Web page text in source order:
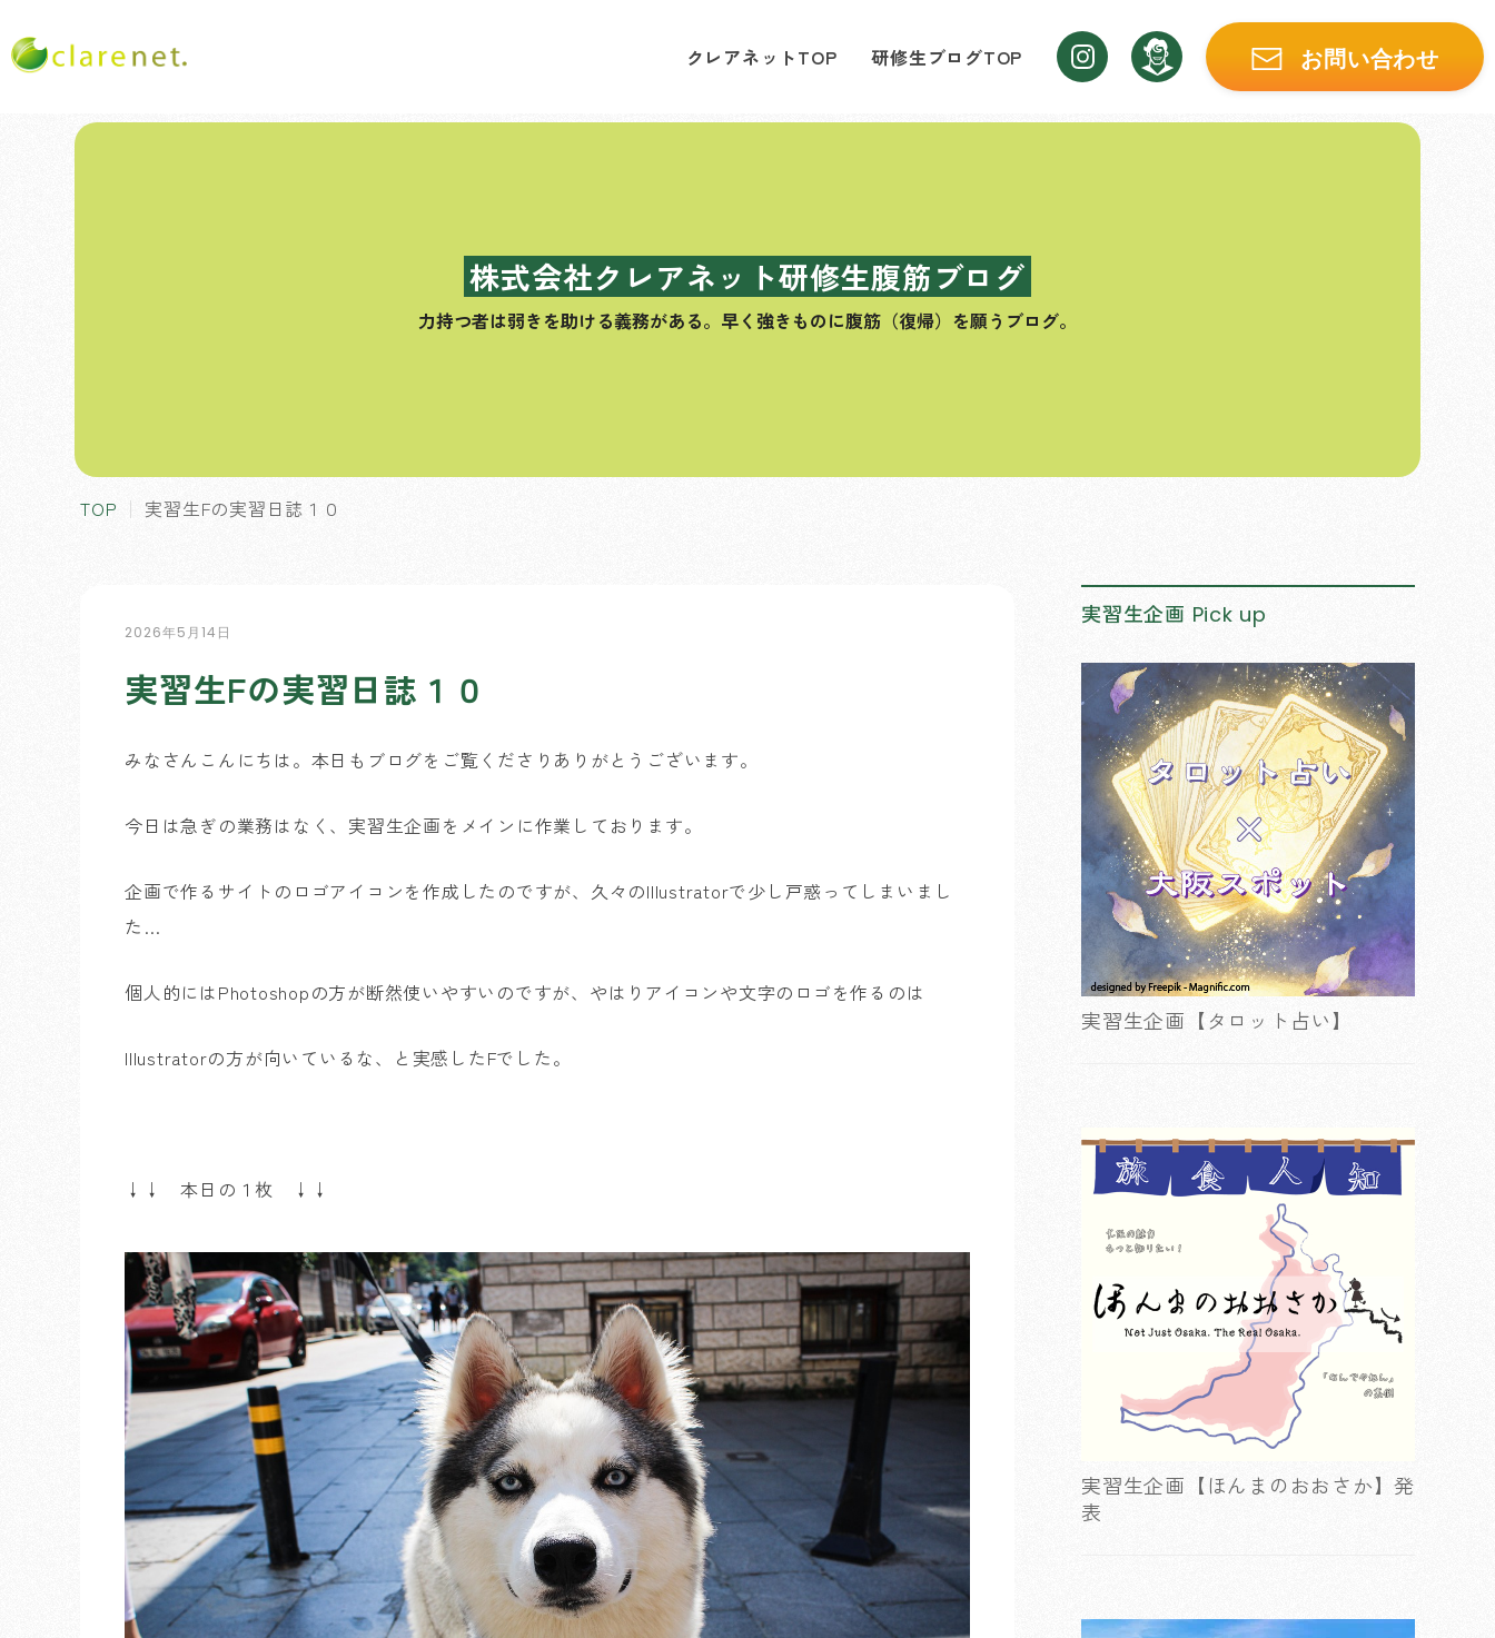
クレアネットTOP 研修生ブログTOP お問い合わせ
株式会社クレアネット研修生腹筋ブログ
力持つ者は弱きを助ける義務がある。 早く強きものに腹筋（復帰）を願うブログ。
TOP 実習生Fの実習日誌１０
2026年5月14日
実習生Fの実習日誌１０
みなさんこんにちは。本日もブログをご覧くださりありがとうございます。
今日は急ぎの業務はなく、実習生企画をメインに作業しております。
企画で作るサイトのロゴアイコンを作成したのですが、久々のIllustratorで少し戸惑ってしまいまし
た…
個人的にはPhotoshopの方が断然使いやすいのですが、やはりアイコンや文字のロゴを作るのは
Illustratorの方が向いているな、と実感したFでした。
↓↓ 本日の１枚 ↓↓
実習生企画 Pick up
実習生企画【タロット占い】
実習生企画【ほんまのおおさか】発
表